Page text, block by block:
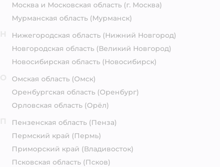
Москва и Московская область (г. Москва)
Мурманская область (Мурманск)
Нижегородская область (Нижний Новгород)
Новгородская область (Великий Новгород)
Новосибирская область (Новосибирск)
Омская область (Омск)
Оренбургская область (Оренбург)
Орловская область (Орёл)
Пензенская область (Пенза)
Пермский край (Пермь)
Приморский край (Владивосток)
Псковская область (Псков)